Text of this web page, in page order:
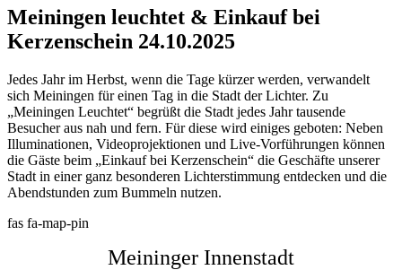
Meiningen leuchtet & Einkauf bei
Kerzenschein 24.10.2025
Jedes Jahr im Herbst, wenn die Tage kürzer werden, verwandelt
sich Meiningen für einen Tag in die Stadt der Lichter. Zu
„Meiningen Leuchtet“ begrüßt die Stadt jedes Jahr tausende
Besucher aus nah und fern. Für diese wird einiges geboten: Neben
Illuminationen, Videoprojektionen und Live-Vorführungen können
die Gäste beim „Einkauf bei Kerzenschein“ die Geschäfte unserer
Stadt in einer ganz besonderen Lichterstimmung entdecken und die
Abendstunden zum Bummeln nutzen.
fas fa-map-pin
Meininger Innenstadt